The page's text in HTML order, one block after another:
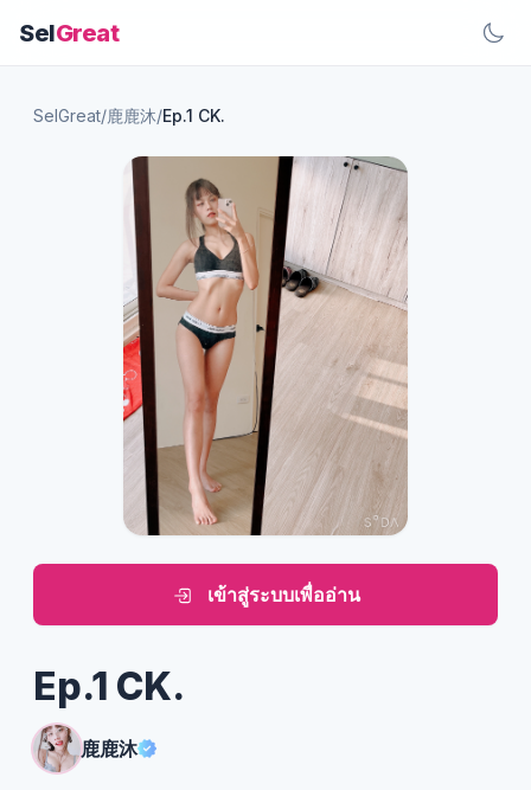
SelGreat
SelGreat/鹿鹿沐/Ep.1 CK.
เข้าสู่ระบบเพื่ออ่าน
Ep.1 CK.
鹿鹿沐